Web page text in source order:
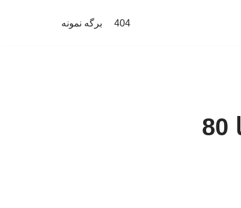
404 برگه نمونه
راستی‌آزمایی یک ادعا/ قیمت مسکن واقعا 80